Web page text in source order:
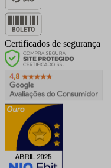
Certificados de segurança